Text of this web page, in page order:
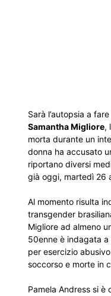
Sarà l’autopsia a
Samantha Migliore,
morta durante un
donna ha accusato
riportano diversi
già oggi, martedì 26
Al momento risulta
transgender
Migliore ad almeno
50enne è indagata
per esercizio
soccorso e morte in
Pamela Andress si